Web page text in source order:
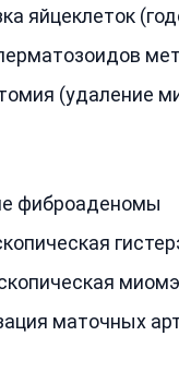
яйцеклеток
(удаление
фиброаденомы
маточных